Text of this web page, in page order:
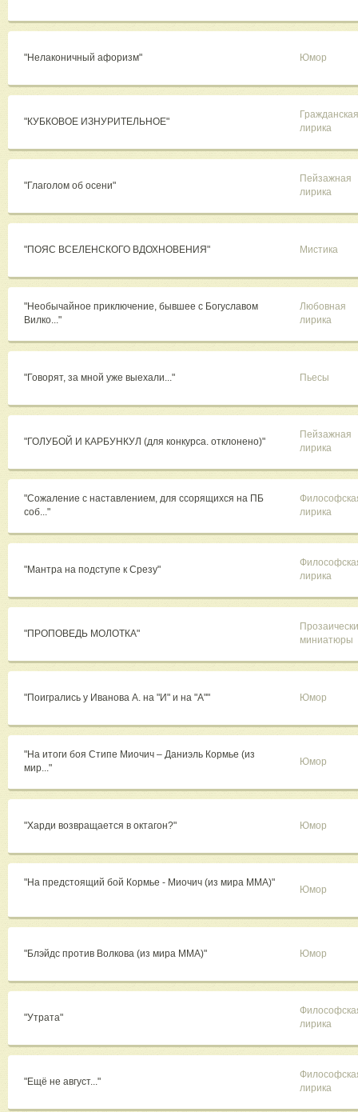
"Нелаконичный афоризм" Юмор
"КУБКОВОЕ ИЗНУРИТЕЛЬНОЕ"
Гражданская
лирика
"Глаголом об осени"
Пейзажная
лирика
"ПОЯС ВСЕЛЕНСКОГО ВДОХНОВЕНИЯ" Мистика
"Необычайное приключение, бывшее с Богуславом
Вилко..."
Любовная
лирика
"Говорят, за мной уже выехали..." Пьесы
"ГОЛУБОЙ И КАРБУНКУЛ (для конкурса. отклонено)"
Пейзажная
лирика
"Сожаление с наставлением, для ссорящихся на ПБ
соб..."
лирика
"Мантра на подступе к Срезу"
лирика
"ПРОПОВЕДЬ МОЛОТКА"
миниатюры
"Поигрались у Иванова А. на "И" и на "А"" Юмор
"На итоги боя Стипе Миочич – Даниэль Кормье (из
мир..."
Юмор
"Харди возвращается в октагон?" Юмор
"На предстоящий бой Кормье - Миочич (из мира ММА)"
Юмор
"Блэйдс против Волкова (из мира ММА)" Юмор
"Утрата"
лирика
"Ещё не август..."
лирика